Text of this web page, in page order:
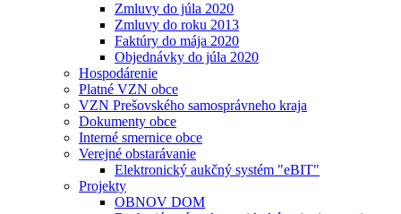
Zmluvy do júla 2020
Zmluvy do roku 2013
Faktúry do mája 2020
Objednávky do júla 2020
Hospodárenie
Platné VZN obce
VZN Prešovského samosprávneho kraja
Dokumenty obce
Interné smernice obce
Verejné obstarávanie
Elektronický aukčný systém "eBIT"
Projekty
OBNOV DOM